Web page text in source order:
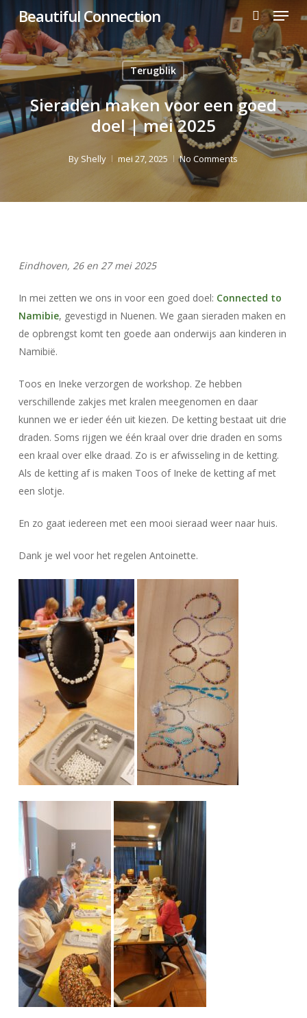
main
content
Beautiful Connection
search
Menu
Terugblik
Sieraden maken voor een goed
doel | mei 2025
By Shelly mei 27, 2025 No Comments
Eindhoven, 26 en 27 mei 2025
In mei zetten we ons in voor een goed doel: Connected to
Namibie, gevestigd in Nuenen. We gaan sieraden maken en
de opbrengst komt ten goede aan onderwijs aan kinderen in
Namibië.
Toos en Ineke verzorgen de workshop. Ze hebben
verschillende zakjes met kralen meegenomen en daar
kunnen we er ieder één uit kiezen. De ketting bestaat uit drie
draden. Soms rijgen we één kraal over drie draden en soms
een kraal over elke draad. Zo is er afwisseling in de ketting.
Als de ketting af is maken Toos of Ineke de ketting af met
een slotje.
En zo gaat iedereen met een mooi sieraad weer naar huis.
Dank je wel voor het regelen Antoinette.